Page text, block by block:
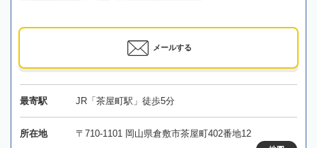
メールする
最寄駅 JR「茶屋町駅」徒歩5分
所在地 〒710-1101 岡山県倉敷市茶屋町402番地12